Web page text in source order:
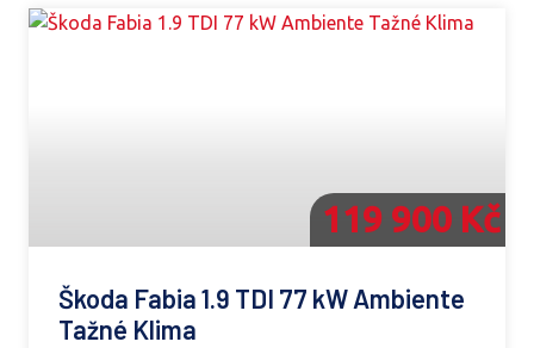
119 900 Kč
Škoda Fabia 1.9 TDI 77 kW Ambiente
Tažné Klima